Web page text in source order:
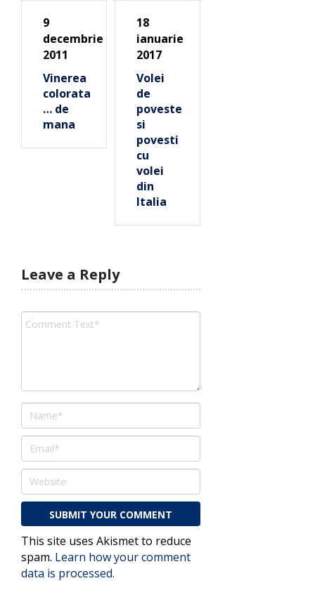
9
decembrie
2011
Vinerea
colorata
… de
mana
18
ianuarie
2017
Volei
de
poveste
si
povesti
cu
volei
din
Italia
Leave a Reply
This site uses Akismet to reduce
spam. Learn how your comment
data is processed.